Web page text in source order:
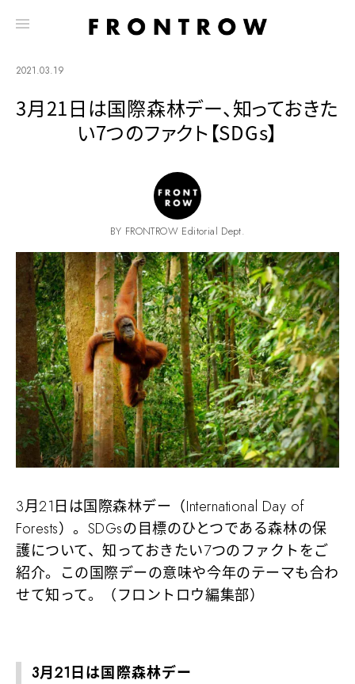
2021.03.19
3月21日は国際森林デー、知っておきた
い7つのファクト【SDGs】
BY FRONTROW Editorial Dept.
3月21日は国際森林デー（International Day of
Forests）。SDGsの目標のひとつである森林の保
護について、知っておきたい7つのファクトをご
紹介。この国際デーの意味や今年のテーマも合わ
せて知って。（フロントロウ編集部）
3月21日は国際森林デー